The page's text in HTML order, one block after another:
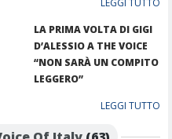
LEGGI TUTTO
LA PRIMA VOLTA DI GIGI
D’ALESSIO A THE VOICE
“NON SARÀ UN COMPITO
LEGGERO”
LEGGI TUTTO